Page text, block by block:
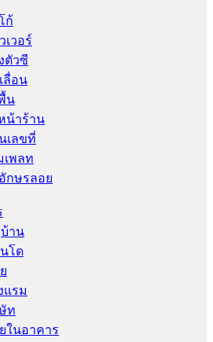
ก้
เวอร์
ตัวซี
ลื่อน
น
น้าร้าน
เลขที่
เพลท
กษรลอย
าน
โด
แรม
ท
ในอาคาร